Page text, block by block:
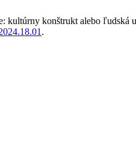
kultúrny konštrukt alebo ľudská
.